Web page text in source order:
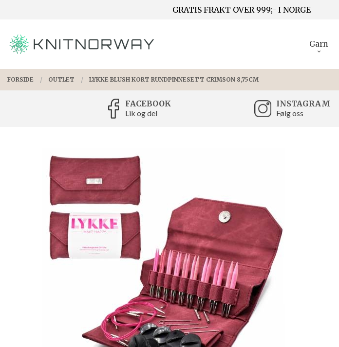
GRATIS FRAKT OVER 999;- I NORGE
PRODUKTER
Garn
FORSIDE OUTLET LYKKE BLUSH KORT RUNDPINNESETT CRIMSON 8,75CM
FACEBOOK
Lik og del
INSTAGRAM
Følg oss